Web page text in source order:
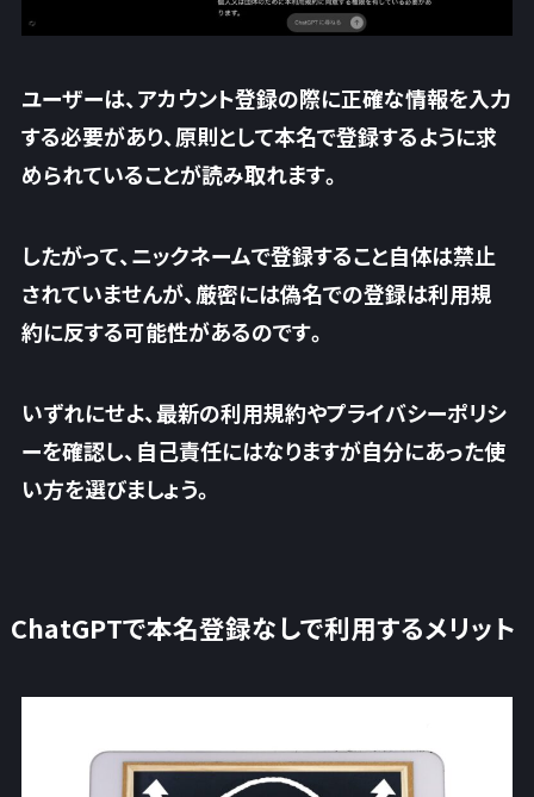
ユーザーは、アカウント登録の際に正確な情報を入力
する必要があり、原則として本名で登録するように求
められていることが読み取れます。
したがって、ニックネームで登録すること自体は禁止
されていませんが、厳密には偽名での登録は利用規
約に反する可能性があるのです。
いずれにせよ、最新の利用規約やプライバシーポリシ
ーを確認し、自己責任にはなりますが自分にあった使
い方を選びましょう。
ChatGPTで本名登録なしで利用するメリット